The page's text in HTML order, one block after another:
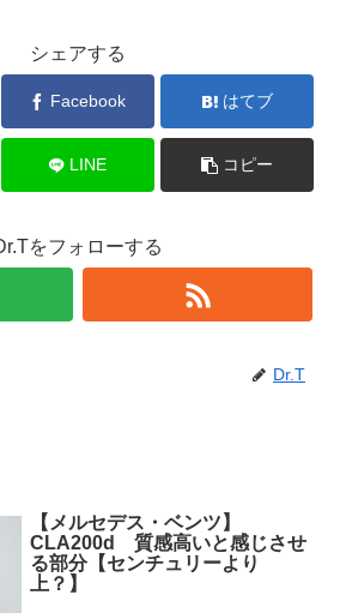
シェアする
Facebook はてブ
LINE コピー
をフォローする
Dr.T
【メルセデス・ベンツ】
CLA200d 質感高いと感じさせ
る部分【センチュリーより
上？】